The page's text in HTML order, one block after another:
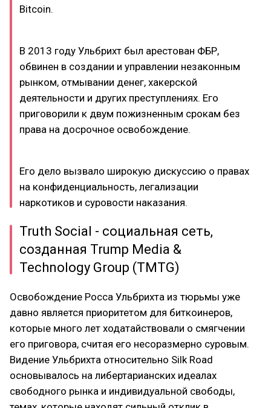
Bitcoin.
В 2013 году Ульбрихт был арестован ФБР,
обвинен в создании и управлении незаконным
рынком, отмывании денег, хакерской
деятельности и других преступлениях. Его
приговорили к двум пожизненным срокам без
права на досрочное освобождение.
Его дело вызвало широкую дискуссию о правах
на конфиденциальность, легализации
наркотиков и суровости наказания.
Truth Social - социальная сеть,
созданная Trump Media &
Technology Group (TMTG)
Освобождение Росса Ульбрихта из тюрьмы уже
давно является приоритетом для биткоинеров,
которые много лет ходатайствовали о смягчении
его приговора, считая его несоразмерно суровым.
Видение Ульбрихта относительно Silk Road
основывалось на либертарианских идеалах
свободного рынка и индивидуальной свободы,